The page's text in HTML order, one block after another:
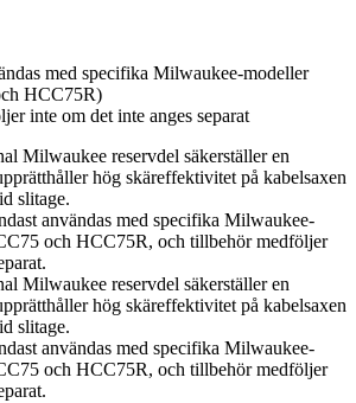
med specifika Milwaukee-modeller
HCC75R)
inte om det inte anges separat
Milwaukee reservdel säkerställer en
hög skäreffektivitet på kabelsaxen
slitage.
användas med specifika Milwaukee-
och HCC75R, och tillbehör medföljer
Milwaukee reservdel säkerställer en
hög skäreffektivitet på kabelsaxen
slitage.
användas med specifika Milwaukee-
och HCC75R, och tillbehör medföljer